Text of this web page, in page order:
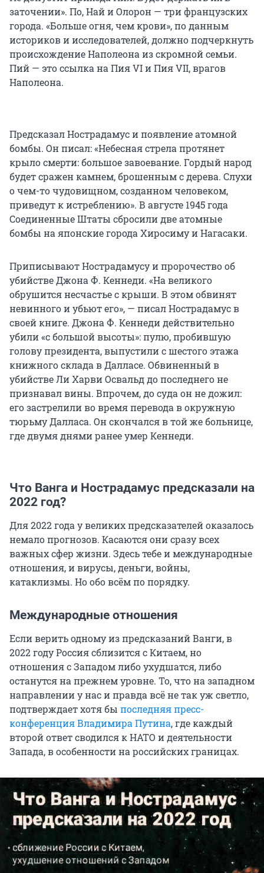
заточении». По, Най и Олорон — три французских
города. «Больше огня, чем крови», по данным
историков и исследователей, должно подчеркнуть
происхождение Наполеона из скромной семьи.
Пий — это ссылка на Пия VI и Пия VII, врагов
Наполеона.
Предсказал Нострадамус и появление атомной
бомбы. Он писал: «Небесная стрела протянет
крыло смерти: большое завоевание. Гордый народ
будет сражен камнем, брошенным с дерева. Слухи
о чем-то чудовищном, созданном человеком,
приведут к истреблению». В августе 1945 года
Соединенные Штаты сбросили две атомные
бомбы на японские города Хиросиму и Нагасаки.
Приписывают Нострадамусу и пророчество об
убийстве Джона Ф. Кеннеди. «На великого
обрушится несчастье с крыши. В этом обвинят
невинного и убьют его», — писал Нострадамус в
своей книге. Джона Ф. Кеннеди действительно
убили «с большой высоты»: пулю, пробившую
голову президента, выпустили с шестого этажа
книжного склада в Далласе. Обвиненный в
убийстве Ли Харви Освальд до последнего не
признавал вины. Впрочем, до суда он не дожил:
его застрелили во время перевода в окружную
тюрьму Далласа. Он скончался в той же больнице,
где двумя днями ранее умер Кеннеди.
Что Ванга и Нострадамус предсказали на
2022 год?
Для 2022 года у великих предсказателей оказалось
немало прогнозов. Касаются они сразу всех
важных сфер жизни. Здесь тебе и международные
отношения, и вирусы, деньги, войны,
катаклизмы. Но обо всём по порядку.
Международные отношения
Если верить одному из предсказаний Ванги, в
2022 году Россия сблизится с Китаем, но
отношения с Западом либо ухудшатся, либо
останутся на прежнем уровне. То, что на западном
направлении у нас и правда всё не так уж светло,
подтверждает хотя бы последняя пресс-
конференция Владимира Путина, где каждый
второй ответ сводился к НАТО и деятельности
Запада, в особенности на российских границах.